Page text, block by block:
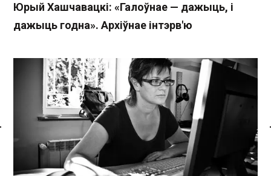
Спасылка без VPN
Юрый Хашчавацкі: «Галоўнае — дажыць, і
дажыць годна». Архіўнае інтэрв'ю